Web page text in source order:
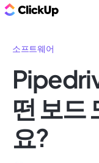
소프트웨어
떤 보드
요?